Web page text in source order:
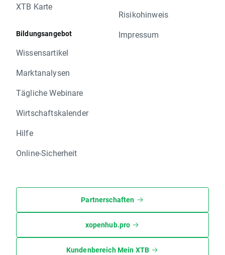
XTB Karte
Bildungsangebot
Wissensartikel
Marktanalysen
Tägliche Webinare
Wirtschaftskalender
Hilfe
Online-Sicherheit
Risikohinweis
Impressum
Partnerschaften
xopenhub.pro
Kundenbereich Mein XTB